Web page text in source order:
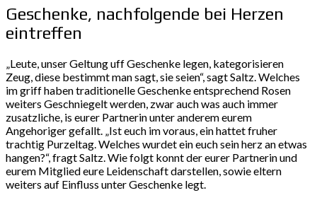
Geschenke, nachfolgende bei Herzen
eintreffen
„Leute, unser Geltung uff Geschenke legen, kategorisieren
Zeug, diese bestimmt man sagt, sie seien“, sagt Saltz. Welches
im griff haben traditionelle Geschenke entsprechend Rosen
weiters Geschniegelt werden, zwar auch was auch immer
zusatzliche, is eurer Partnerin unter anderem eurem
Angehoriger gefallt. „Ist euch im voraus, ein hattet fruher
trachtig Purzeltag. Welches wurdet ein euch sein herz an etwas
hangen?“, fragt Saltz. Wie folgt konnt der eurer Partnerin und
eurem Mitglied eure Leidenschaft darstellen, sowie eltern
weiters auf Einfluss unter Geschenke legt.